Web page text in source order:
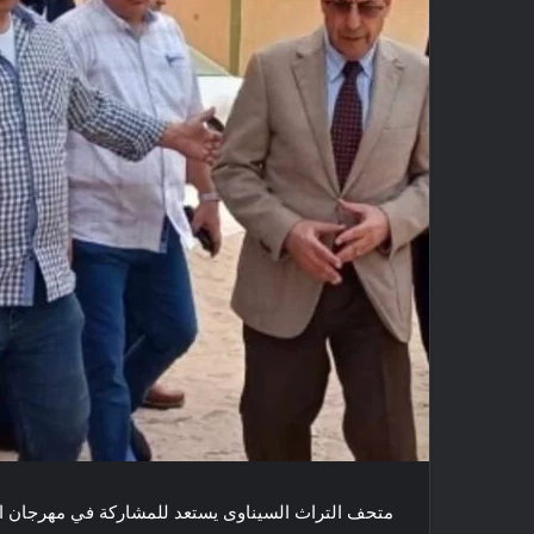
متحف التراث السيناوى يستعد للمشاركة في مهرجان